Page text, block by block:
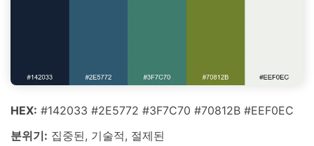
HEX: #142033 #2E5772 #3F7C70 #70812B #EEF0EC
분위기: 집중된, 기술적, 절제된